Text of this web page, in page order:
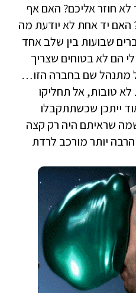
חוזר אליכם? האם אף
האם יד אחת לא יודעת מה
שבועות בין שלב אחד
הם לא בטוחים שצריך
מתנהל שם בחברה הזו…
לא טובות, אל תחליקו
ייתכן שכשתתקבלו
שראיתם היה רק קצה
יותר מורכב לרדת